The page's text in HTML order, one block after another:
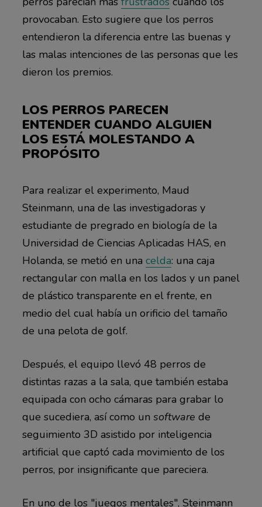
provocaban. Esto sugiere que los perros
entendieron la diferencia entre las buenas y
las malas intenciones de las personas que les
dieron los premios.
LOS PERROS PARECEN
ENTENDER CUANDO ALGUIEN
LOS ESTÁ MOLESTANDO A
PROPÓSITO
Para realizar el experimento, Maud
Steinmann, una de las investigadoras y
estudiante de pregrado en biología de la
Universidad de Ciencias Aplicadas HAS, en
Holanda, se metió en una celda: una caja
rectangular con malla en los lados y un panel
de plástico transparente en el frente, en
medio del cual había un orificio del tamaño
de una pelota de golf.
Después, el equipo llevó 48 perros de
distintas razas a la sala, que también estaba
equipada con ocho cámaras para grabar lo
que sucediera, así como un software de
seguimiento 3D asistido por inteligencia
artificial que captó cada movimiento de los
perros, por insignificante que pareciera.
En uno de los "juegos mentales", Steinmann